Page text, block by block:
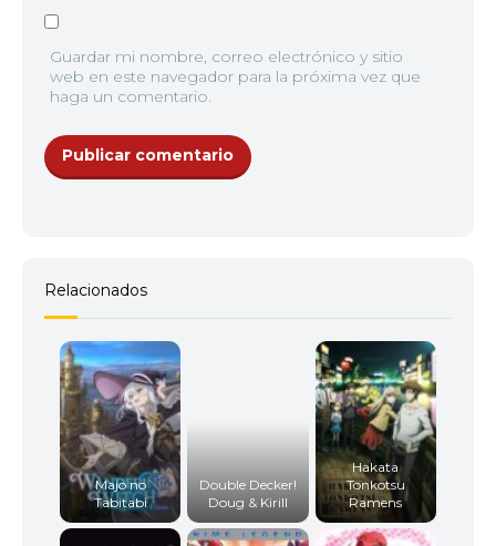
Guardar mi nombre, correo electrónico y sitio
web en este navegador para la próxima vez que
haga un comentario.
Relacionados
Majo no
Tabitabi
Double Decker!
Doug & Kirill
Hakata
Tonkotsu
Ramens